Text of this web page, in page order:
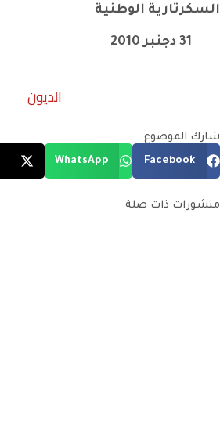
السكرتارية الوطنية
31 دجنبر 2010
الديون
شارك الموضوع
Facebook
WhatsApp
منشورات ذات صلة